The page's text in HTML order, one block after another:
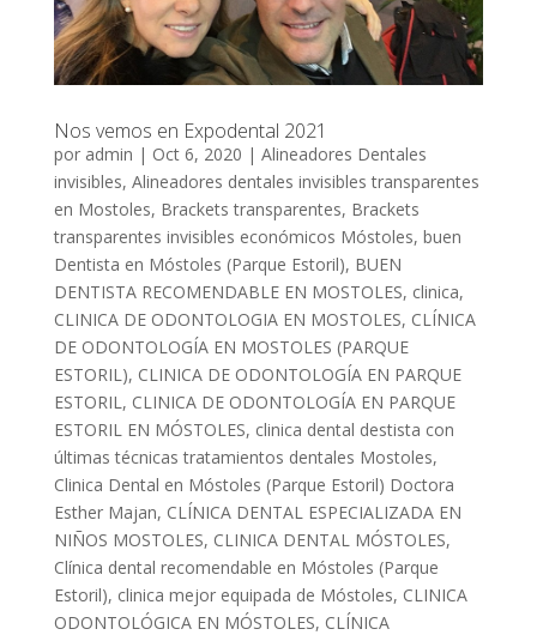
Nos vemos en Expodental 2021
por admin | Oct 6, 2020 | Alineadores Dentales
invisibles, Alineadores dentales invisibles transparentes
en Mostoles, Brackets transparentes, Brackets
transparentes invisibles económicos Móstoles, buen
Dentista en Móstoles (Parque Estoril), BUEN
DENTISTA RECOMENDABLE EN MOSTOLES, clinica,
CLINICA DE ODONTOLOGIA EN MOSTOLES, CLÍNICA
DE ODONTOLOGÍA EN MOSTOLES (PARQUE
ESTORIL), CLINICA DE ODONTOLOGÍA EN PARQUE
ESTORIL, CLINICA DE ODONTOLOGÍA EN PARQUE
ESTORIL EN MÓSTOLES, clinica dental destista con
últimas técnicas tratamientos dentales Mostoles,
Clinica Dental en Móstoles (Parque Estoril) Doctora
Esther Majan, CLÍNICA DENTAL ESPECIALIZADA EN
NIÑOS MOSTOLES, CLINICA DENTAL MÓSTOLES,
Clínica dental recomendable en Móstoles (Parque
Estoril), clinica mejor equipada de Móstoles, CLINICA
ODONTOLÓGICA EN MÓSTOLES, CLÍNICA